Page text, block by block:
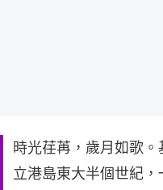
時光荏苒，歲月如歌
立港島東大半個世紀